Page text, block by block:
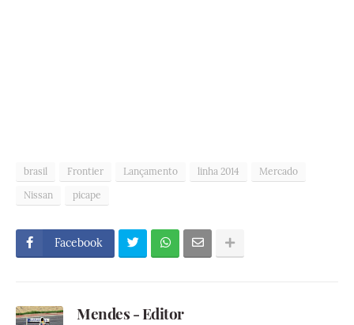
brasil Frontier Lançamento linha 2014
Mercado
Nissan
picape
Facebook
Mendes - Editor